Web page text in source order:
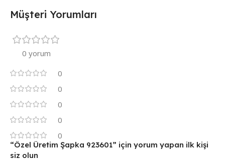
Müşteri Yorumları
0 yorum
0
0
0
0
0
“Özel Üretim Şapka 923601” için yorum yapan ilk kişi
siz olun